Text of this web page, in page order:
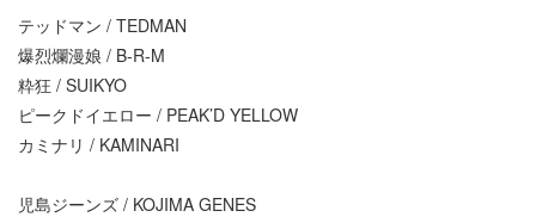
テッドマン / TEDMAN
爆烈爛漫娘 / B-R-M
粋狂 / SUIKYO
ピークドイエロー / PEAK’D YELLOW
カミナリ / KAMINARI
児島ジーンズ / KOJIMA GENES